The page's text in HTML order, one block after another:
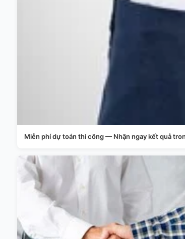
Miễn phí dự toán thi công — Nhận ngay kết quả